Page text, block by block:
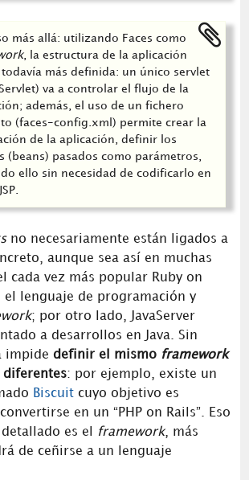
más allá: utilizando Faces como
, la estructura de la aplicación
más definida: un único servlet
va a controlar el flujo de la
además, el uso de un fichero
(faces-config.xml) permite crear la
de la aplicación, definir los
(beans) pasados como parámetros,
ello sin necesidad de codificarlo en
no necesariamente están ligados a
aunque sea así en muchas
cada vez más popular Ruby on
el lenguaje de programación y
; por otro lado, JavaServer
a desarrollos en Java. Sin
impide definir el mismo framework
diferentes: por ejemplo, existe un
Biscuitcuyo objetivo es
en un “PHP on Rails”. Eso
es el
framework, más
de ceñirse a un lenguaje